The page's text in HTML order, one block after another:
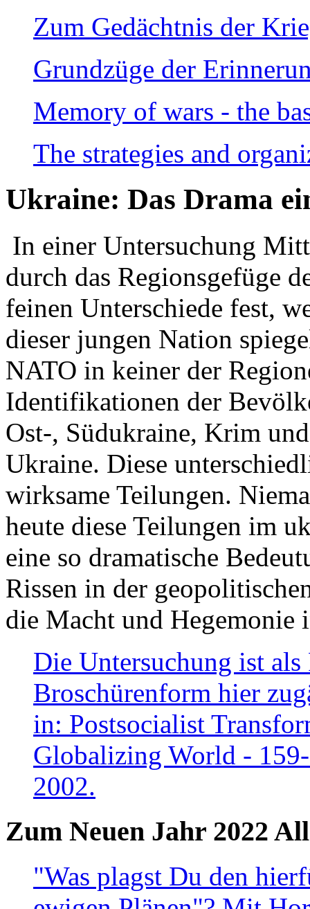
Zum Gedächtnis der
Grundzüge der
Memory of wars - the
The strategies and
Ukraine: Das Drama
In einer Untersuchung
durch das Regionsgefüge
feinen Unterschiede fest,
dieser jungen Nation
NATO in keiner der
Identifikationen der
Ost-, Südukraine, Krim
Ukraine. Diese
wirksame Teilungen.
heute diese Teilungen im
eine so dramatische
Rissen in der
die Macht und Hegemonie
Die Untersuchung ist
Broschürenform hier
in: Postsocialist
Globalizing World -
2002.
Zum Neuen Jahr 2022
"Was plagst Du den